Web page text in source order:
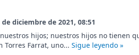
diciembre de 2021, 08:51
hijos; nuestros hijos no tienen
Torres Farrat, uno... Sigue leyendo »